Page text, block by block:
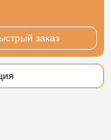
заказ